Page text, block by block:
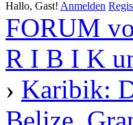
Hallo, Gast! Anmelden
FORUM
R I B I K
› Karibik: